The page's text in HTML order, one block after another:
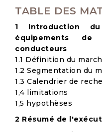
TABLE DES
1 Introduction
équipements
conducteurs
1.1 Définition du
1.2 Segmentation du
1.3 Calendrier de
1,4 limitations
1,5 hypothèses
2 Résumé de